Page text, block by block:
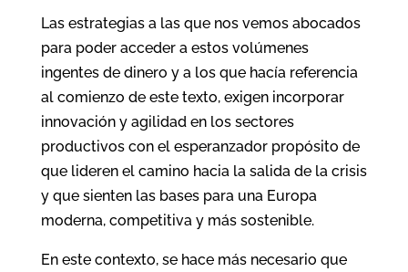
Las estrategias a las que nos vemos abocados
para poder acceder a estos volúmenes
ingentes de dinero y a los que hacía referencia
al comienzo de este texto, exigen incorporar
innovación y agilidad en los sectores
productivos con el esperanzador propósito de
que lideren el camino hacia la salida de la crisis
y que sienten las bases para una Europa
moderna, competitiva y más sostenible.
En este contexto, se hace más necesario que